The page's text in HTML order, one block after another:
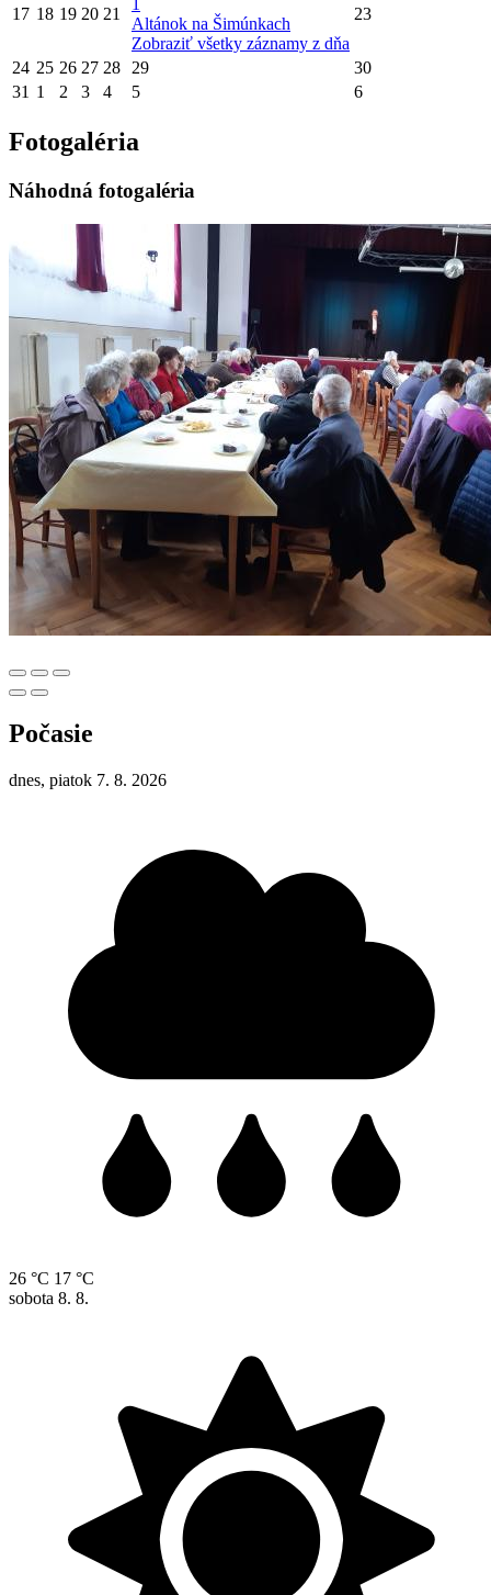
17 18 19 20 21
1
Altánok na Šimúnkach
Zobraziť všetky záznamy z dňa
23
24 25 26 27 28 29
30
31 1 2 3 4 5 6
Fotogaléria
Náhodná fotogaléria
Počasie
dnes, piatok 7. 8. 2026
26 °C 17 °C
sobota 8. 8.